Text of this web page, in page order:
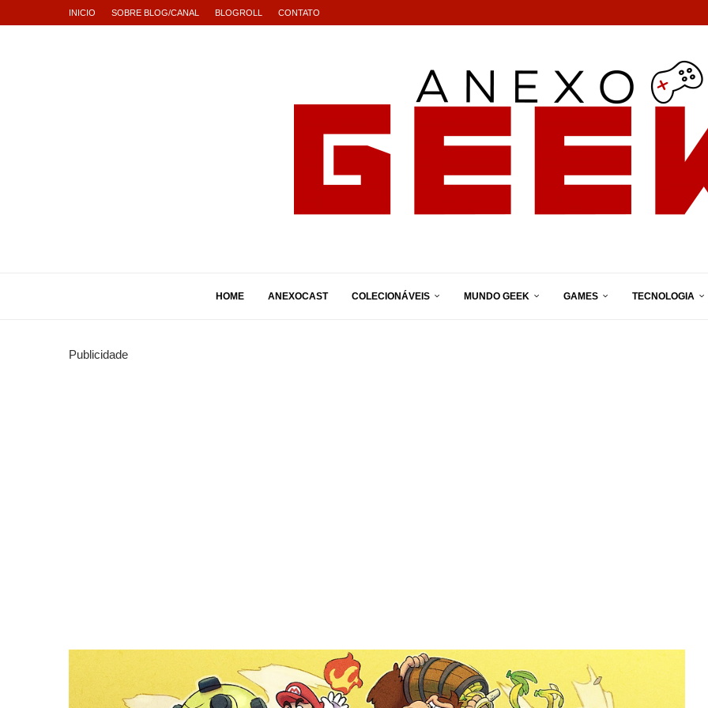
INICIO SOBRE BLOG/CANAL BLOGROLL CONTATO
HOME ANEXOCAST COLECIONÁVEIS MUNDO GEEK GAMES TECNOLOGIA
Publicidade